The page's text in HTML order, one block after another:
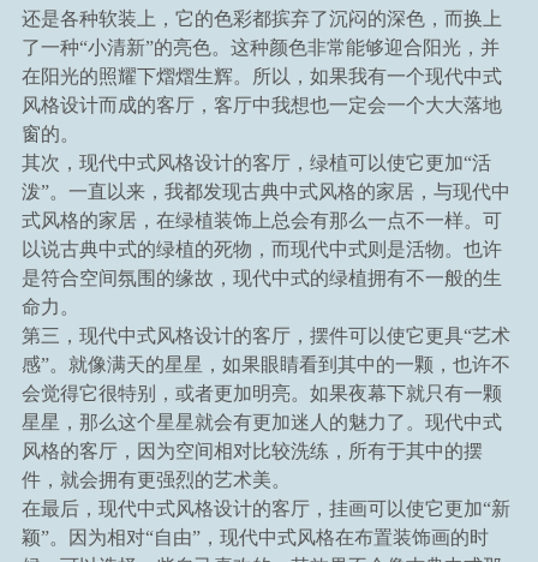
还是各种软装上，它的色彩都摈弃了沉闷的深色，而换上
了一种“小清新”的亮色。这种颜色非常能够迎合阳光，并
在阳光的照耀下熠熠生辉。所以，如果我有一个现代中式
风格设计而成的客厅，客厅中我想也一定会一个大大落地
窗的。
其次，现代中式风格设计的客厅，绿植可以使它更加“活
泼”。一直以来，我都发现古典中式风格的家居，与现代中
式风格的家居，在绿植装饰上总会有那么一点不一样。可
以说古典中式的绿植的死物，而现代中式则是活物。也许
是符合空间氛围的缘故，现代中式的绿植拥有不一般的生
命力。
第三，现代中式风格设计的客厅，摆件可以使它更具“艺术
感”。就像满天的星星，如果眼睛看到其中的一颗，也许不
会觉得它很特别，或者更加明亮。如果夜幕下就只有一颗
星星，那么这个星星就会有更加迷人的魅力了。现代中式
风格的客厅，因为空间相对比较洗练，所有于其中的摆
件，就会拥有更强烈的艺术美。
在最后，现代中式风格设计的客厅，挂画可以使它更加“新
颖”。因为相对“自由”，现代中式风格在布置装饰画的时